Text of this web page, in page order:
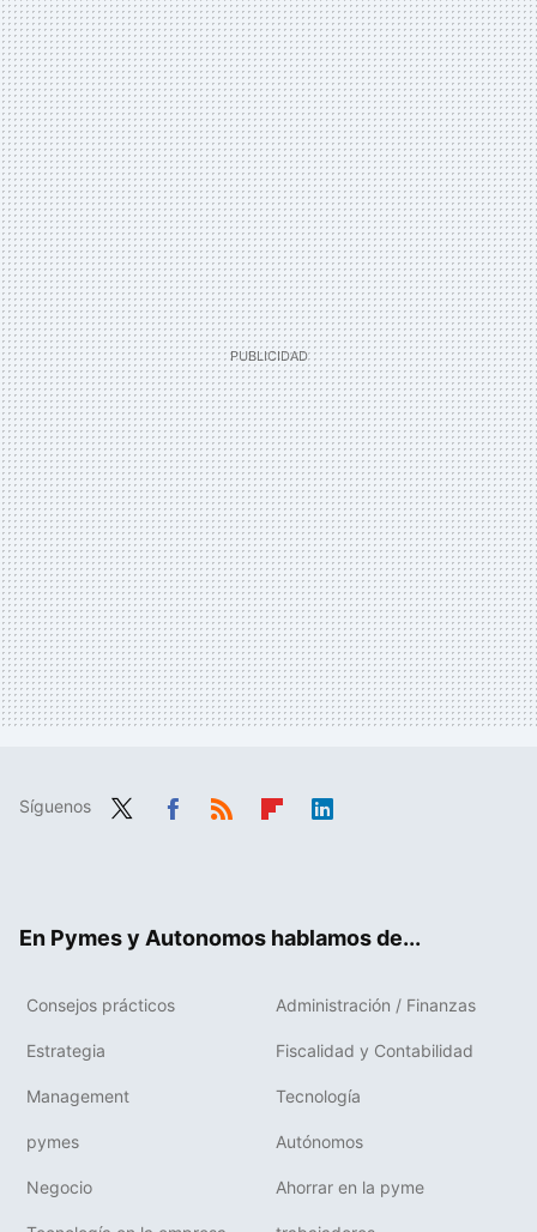
Síguenos
En Pymes y Autonomos hablamos de...
Consejos prácticos Administración / Finanzas
Estrategia Fiscalidad y Contabilidad
Management Tecnología
pymes Autónomos
Negocio Ahorrar en la pyme